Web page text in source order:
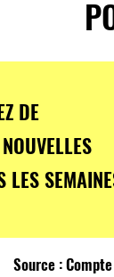
DE
LES
Source :